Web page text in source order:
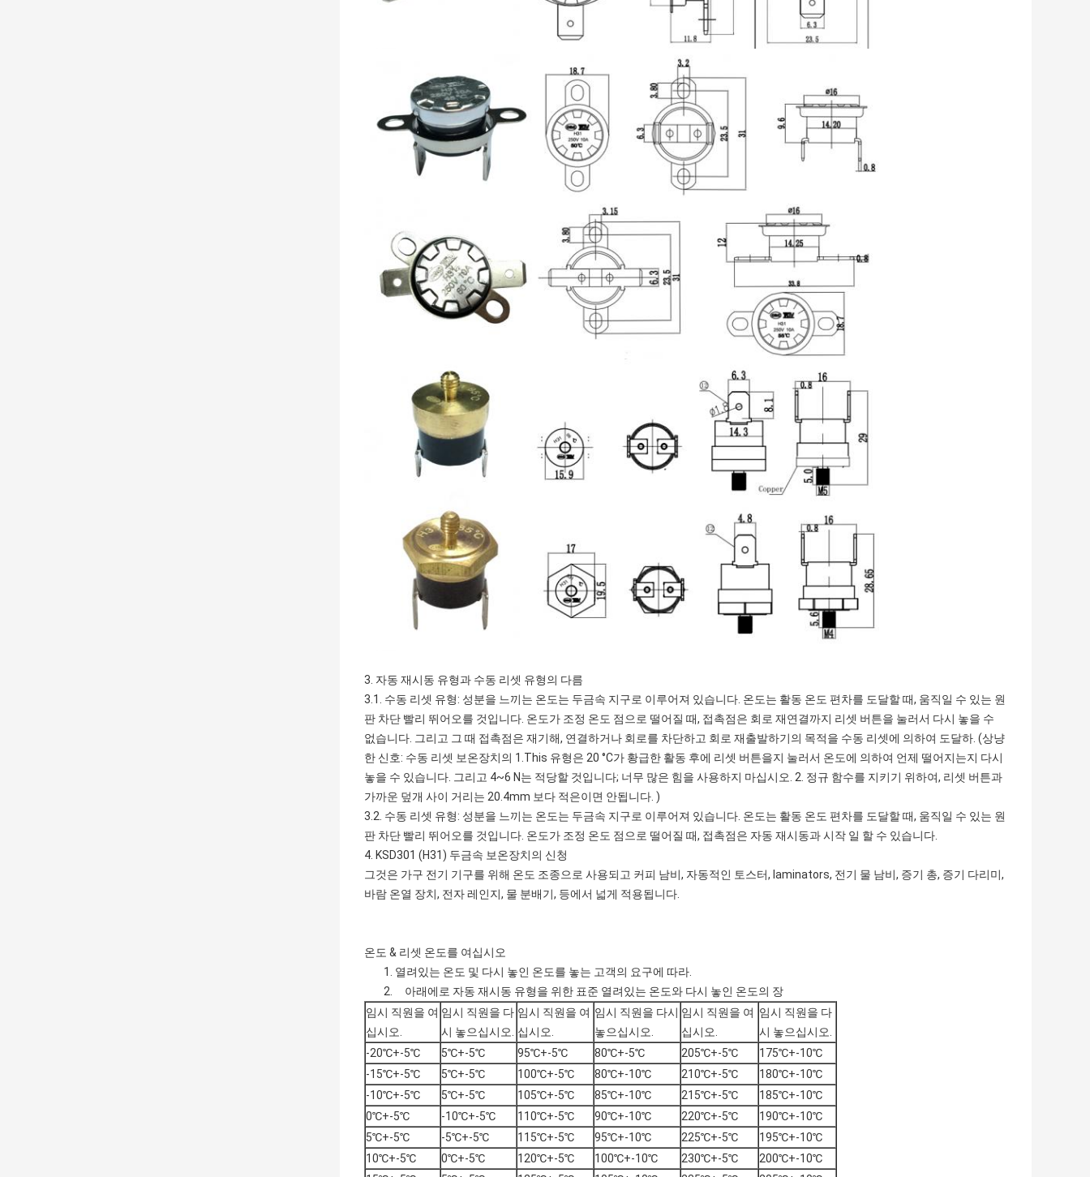
3. 자동 재시동 유형과 수동 리셋 유형의 다름
3.1. 수동 리셋 유형: 성분을 느끼는 온도는 두금속 지구로 이루어져 있습니다. 온도는 활동 온도 편차를 도달할 때, 움직일 수 있는 원
판 차단 빨리 뛰어오를 것입니다. 온도가 조정 온도 점으로 떨어질 때, 접촉점은 회로 재연결까지 리셋 버튼을 눌러서 다시 놓을 수
없습니다. 그리고 그 때 접촉점은 재기해, 연결하거나 회로를 차단하고 회로 재출발하기의 목적을 수동 리셋에 의하여 도달하. (상냥
한 신호: 수동 리셋 보온장치의 1.This 유형은 20 °C가 황급한 활동 후에 리셋 버튼을지 눌러서 온도에 의하여 언제 떨어지는지 다시
놓을 수 있습니다. 그리고 4~6 N는 적당할 것입니다; 너무 많은 힘을 사용하지 마십시오. 2. 정규 함수를 지키기 위하여, 리셋 버튼과
가까운 덮개 사이 거리는 20.4mm 보다 적은이면 안됩니다. )
3.2. 수동 리셋 유형: 성분을 느끼는 온도는 두금속 지구로 이루어져 있습니다. 온도는 활동 온도 편차를 도달할 때, 움직일 수 있는 원
판 차단 빨리 뛰어오를 것입니다. 온도가 조정 온도 점으로 떨어질 때, 접촉점은 자동 재시동과 시작 일 할 수 있습니다.
4. KSD301 (H31) 두금속 보온장치의 신청
그것은 가구 전기 기구를 위해 온도 조종으로 사용되고 커피 남비, 자동적인 토스터, laminators, 전기 물 남비, 증기 총, 증기 다리미,
바람 온열 장치, 전자 레인지, 물 분배기, 등에서 넓게 적용됩니다.
온도 & 리셋 온도를 여십시오
1. 열려있는 온도 및 다시 놓인 온도를 놓는 고객의 요구에 따라.
2. 아래에로 자동 재시동 유형을 위한 표준 열려있는 온도와 다시 놓인 온도의 장
임시 직원을 여
십시오.
임시 직원을 다
시 놓으십시오.
임시 직원을 여
십시오.
임시 직원을 다시
놓으십시오.
임시 직원을 여
십시오.
임시 직원을 다
시 놓으십시오.
-20℃+-5℃
5℃+-5℃ 95℃+-5℃ 80℃+-5℃ 205℃+-5℃
175℃+-10℃
-15℃+-5℃
5℃+-5℃ 100℃+-5℃ 80℃+-10℃ 210℃+-5℃
180℃+-10℃
-10℃+-5℃
5℃+-5℃ 105℃+-5℃ 85℃+-10℃ 215℃+-5℃
185℃+-10℃
0℃+-5℃
-10℃+-5℃ 110℃+-5℃ 90℃+-10℃ 220℃+-5℃
190℃+-10℃
5℃+-5℃
-5℃+-5℃ 115℃+-5℃ 95℃+-10℃ 225℃+-5℃
195℃+-10℃
10℃+-5℃
0℃+-5℃ 120℃+-5℃ 100℃+-10℃ 230℃+-5℃
200℃+-10℃